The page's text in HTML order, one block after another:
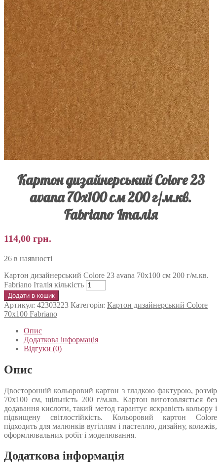
Картон дизайнерський Colore 23
avana 70х100 см 200 г/м.кв.
Fabriano Італія
114,00 грн.
26 в наявності
Картон дизайнерський Colore 23 avana 70х100 см 200 г/м.кв.
Fabriano Італія кількість
Додати в кошик
Артикул: 42303223 Категорія: Картон дизайнерський Colore
70х100 Fabriano
Опис
Додаткова інформація
Відгуки (0)
Опис
Двосторонній кольоровий картон з гладкою фактурою, розмір
70х100 см, щільність 200 г/м.кв. Картон виготовляється без
додавання кислоти, такий метод гарантує яскравість кольору і
підвищену світлостійкість. Кольоровий картон Colore
підходить для малюнків вугіллям і пастеллю, дизайну, колажів,
оформлювальних робіт і моделювання.
Додаткова інформація